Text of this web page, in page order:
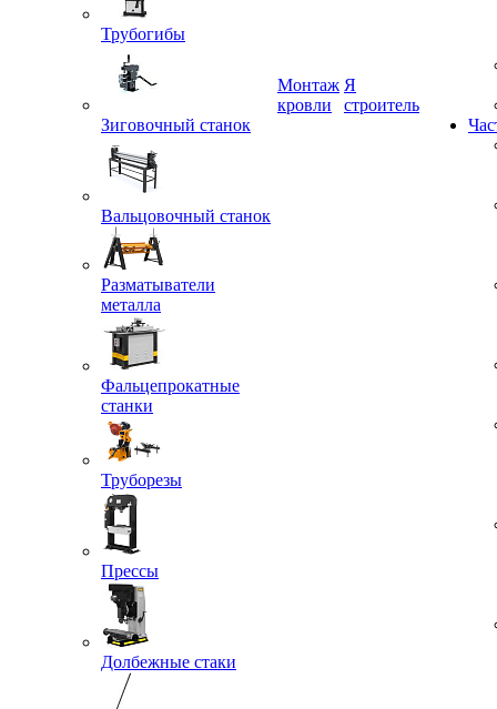
Трубогибы
Зиговочный станок
Вальцовочный станок
Разматыватели
металла
Фальцепрокатные
станки
Труборезы
Прессы
Долбежные стаки
Монтаж
Я